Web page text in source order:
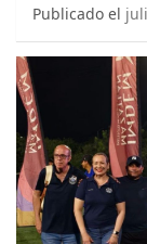
Publicado el